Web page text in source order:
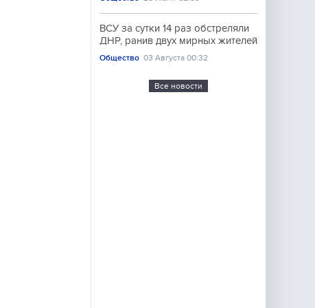
ВСУ за сутки 14 раз обстреляли
ДНР, ранив двух мирных жителей
Общество 03 Августа 00:32
Все новости